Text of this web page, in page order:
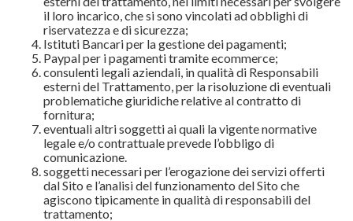
il loro incarico, che si sono vincolati ad obblighi di
riservatezza e di sicurezza;
Istituti Bancari per la gestione dei pagamenti;
Paypal per i pagamenti tramite ecommerce;
consulenti legali aziendali, in qualità di Responsabili
esterni del Trattamento, per la risoluzione di eventuali
problematiche giuridiche relative al contratto di
fornitura;
eventuali altri soggetti ai quali la vigente normative
legale e/o contrattuale prevede l’obbligo di
comunicazione.
soggetti necessari per l’erogazione dei servizi offerti
dal Sito e l’analisi del funzionamento del Sito che
agiscono tipicamente in qualità di responsabili del
trattamento;